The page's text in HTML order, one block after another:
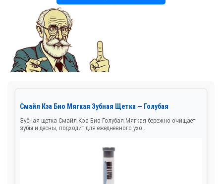
Смайл Кэа Био Мягкая Зубная Щетка — Голубая
Зубная щетка Смайл Кэа Био Голубая Мягкая бережно очищает
зубы и десны, подходит для ежедневного ухо...